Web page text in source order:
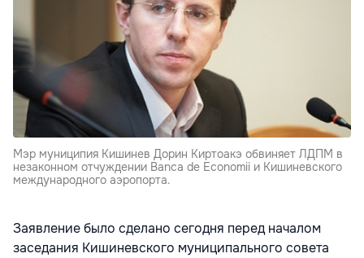
Мэр муниципия Кишинев Дорин Киртоакэ обвиняет ЛДПМ в
незаконном отчуждении Banca de Economii и Кишиневского
международного аэропорта.
Заявление было сделано сегодня перед началом
заседания Кишиневского муниципального совета